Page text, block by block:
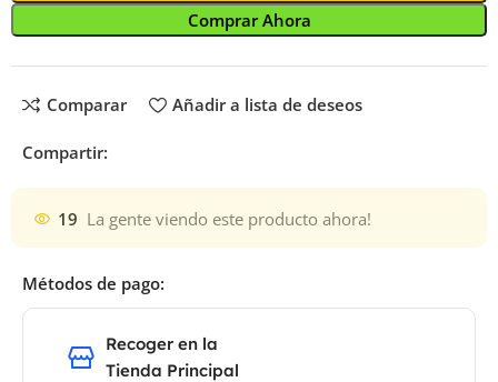
Comprar Ahora
Comparar Añadir a lista de deseos
Compartir:
19 La gente viendo este producto ahora!
Métodos de pago:
Recoger en la
Tienda Principal